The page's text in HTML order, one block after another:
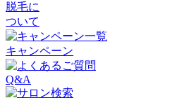
脱毛に
ついて
キャンペーン
Q&A